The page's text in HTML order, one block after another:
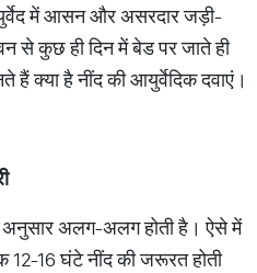
में आसन और असरदार जड़ी-
से कुछ ही दिन में बेड पर जाते ही
क्या है नींद की आयुर्वेदिक दवाएं।
अनुसार अलग-अलग होती है। ऐसे में
12-16 घंटे नींद की जरूरत होती